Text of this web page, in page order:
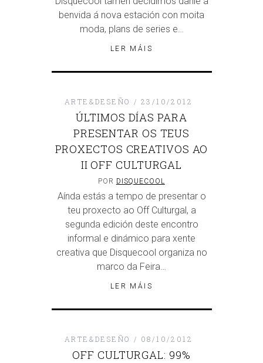
benvida á nova estación con moita
moda, plans de series e…
LER MÁIS
ARTE&DESEÑO 23/10/2012
ÚLTIMOS DÍAS PARA
PRESENTAR OS TEUS
PROXECTOS CREATIVOS AO
II OFF CULTURGAL
POR DISQUECOOL
Aínda estás a tempo de presentar o
teu proxecto ao Off Culturgal, a
segunda edición deste encontro
informal e dinámico para xente
creativa que Disquecool organiza no
marco da Feira…
LER MÁIS
ARTE&DESEÑO 08/10/2012
OFF CULTURGAL: 99%